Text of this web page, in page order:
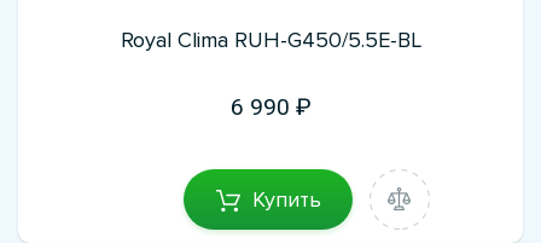
Royal Clima RUH-G450/5.5E-BL
6 990
Купить